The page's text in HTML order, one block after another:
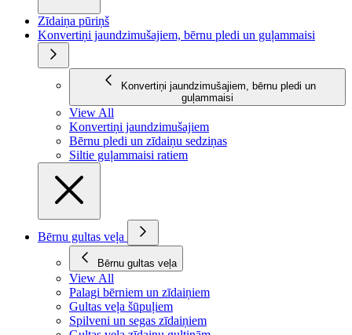
Zīdaiņa pūriņš
Konvertiņi jaundzimušajiem, bērnu pledi un guļammaisi
Konvertiņi jaundzimušajiem, bērnu pledi un
guļammaisi
View All
Konvertiņi jaundzimušajiem
Bērnu pledi un zīdaiņu sedziņas
Siltie guļammaisi ratiem
Bērnu gultas veļa
Bērnu gultas veļa
View All
Palagi bērniem un zīdaiņiem
Gultas veļa šūpuļiem
Spilveni un segas zīdaiņiem